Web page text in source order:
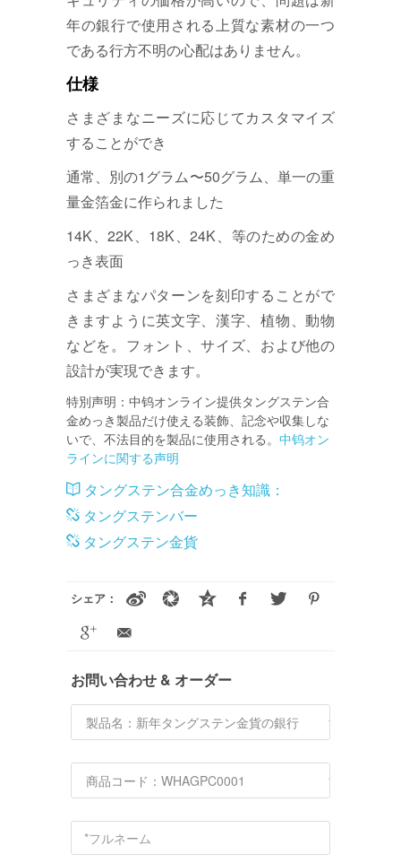
年の銀行で使用される上質な素材の一つ
である行方不明の心配はありません。
仕様
さまざまなニーズに応じてカスタマイズ
することができ
通常、別の1グラム〜50グラム、単一の重
量金箔金に作られました
14K、22K、18K、24K、等のための金め
っき表面
さまざまなパターンを刻印することがで
きますように英文字、漢字、植物、動物
などを。フォント、サイズ、および他の
設計が実現できます。
特別声明：中钨オンライン提供タングステン合
金めっき製品だけ使える装飾、記念や収集しな
いで、不法目的を製品に使用される。 中钨オン
ラインに関する声明
タングステン合金めっき知識：
タングステンバー
タングステン金貨
シェア：
お問い合わせ & オーダー